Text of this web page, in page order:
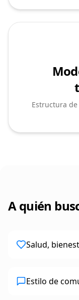
Estructura
A quién
Salud,
Estilo de